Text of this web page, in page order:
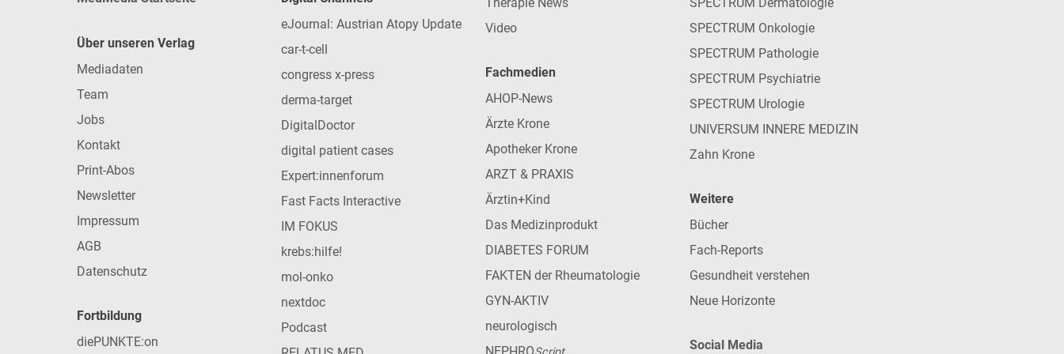
Über unseren Verlag
Mediadaten
Team
Jobs
Kontakt
Print-Abos
Newsletter
Impressum
AGB
Datenschutz
Fortbildung
diePUNKTE:on
eJournal: Austrian Atopy Update
car-t-cell
congress x-press
derma-target
DigitalDoctor
digital patient cases
Expert:innenforum
Fast Facts Interactive
IM FOKUS
krebs:hilfe!
mol-onko
nextdoc
Podcast
Therapie News
Video
Fachmedien
AHOP-News
Ärzte Krone
Apotheker Krone
ARZT & PRAXIS
Ärztin+Kind
Das Medizinprodukt
DIABETES FORUM
FAKTEN der Rheumatologie
GYN-AKTIV
neurologisch
SPECTRUM Dermatologie
SPECTRUM Onkologie
SPECTRUM Pathologie
SPECTRUM Psychiatrie
SPECTRUM Urologie
UNIVERSUM INNERE MEDIZIN
Zahn Krone
Weitere
Bücher
Fach-Reports
Gesundheit verstehen
Neue Horizonte
Social Media